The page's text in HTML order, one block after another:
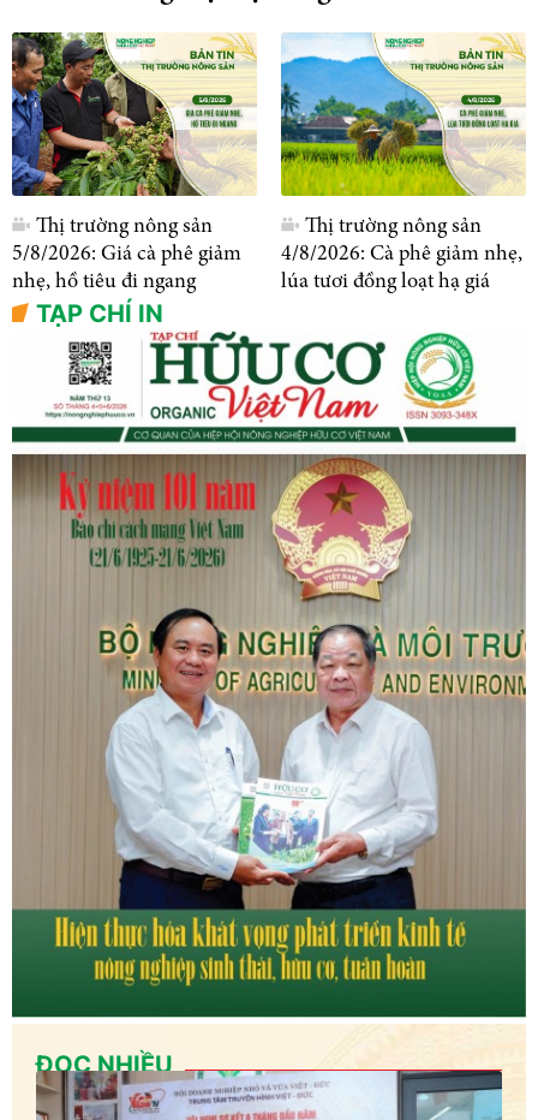
Thị trường nông sản
5/8/2026: Giá cà phê giảm
nhẹ, hồ tiêu đi ngang
Thị trường nông sản
4/8/2026: Cà phê giảm nhẹ,
lúa tươi đồng loạt hạ giá
TẠP CHÍ IN
ĐỌC NHIỀU